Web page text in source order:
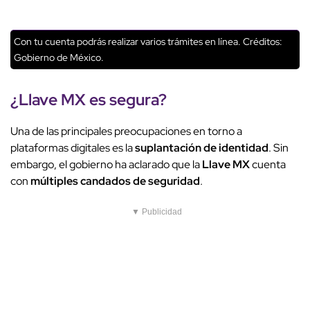
Con tu cuenta podrás realizar varios trámites en línea. Créditos:
Gobierno de México.
¿Llave MXes segura?
Una de las principales preocupaciones en torno a
plataformas digitales es lasuplantación de identidad. Sin
embargo, el gobierno ha aclarado que laLlave MXcuenta
conmúltiples candados de seguridad.
▼ Publicidad